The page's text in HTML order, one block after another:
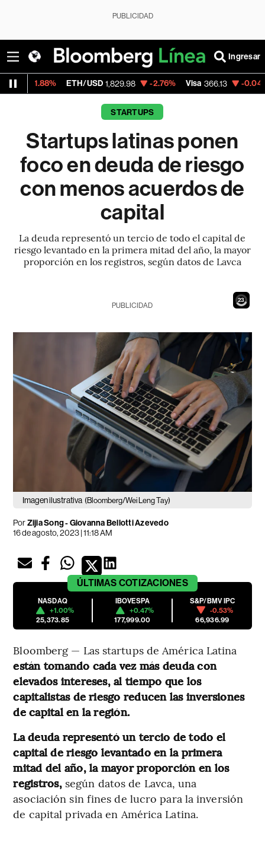
PUBLICIDAD
Ingresar
ETH/USD 1,829.98 -2.76% Visa 366.13 -0.04%
STARTUPS
Startups latinas ponen
foco en deuda de riesgo
con menos acuerdos de
capital
La deuda representó un tercio de todo el capital de
riesgo levantado en la primera mitad del año, la mayor
proporción en los registros, según datos de Lavca
21
PUBLICIDAD
Imagen ilustrativa (Bloomberg/Wei Leng Tay)
PorZijia Song - Giovanna Bellotti Azevedo
16 de agosto, 2023 | 11:18 AM
ÚLTIMAS COTIZACIONES
NASDAQ
+1.00%
25,373.85
IBOVESPA
+0.47%
177,999.00
S&P/BMV IPC
-0.53%
66,936.99
Bloomberg — Las startups de América Latina
están tomando cada vez más deuda con
elevados intereses, al tiempo que los
capitalistas de riesgo reducen las inversiones
de capital en la región.
La deuda representó un tercio de todo el
capital de riesgo levantado en la primera
mitad del año, la mayor proporción en los
registros, según datos de Lavca, una
asociación sin fines de lucro para la inversión
de capital privada en América Latina.